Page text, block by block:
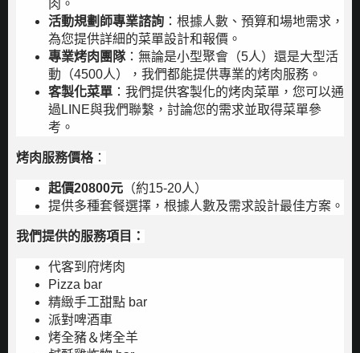
肉。
活動規劃師專業諮詢 ：根據人數、預算和場地需求，
為您提供詳細的菜單設計和報價。
專業烤肉團隊：無論是小型聚會（5人）還是大型活
動（4500人），我們都能提供專業的烤肉服務。
客製化菜單 ：我們提供客製化的烤肉菜單，您可以通
過LINE與我們聯繫，討論您的需求並取得菜單參
考。
烤肉服務價格 ：
起價20800元 （約15-20人）
提供多種套餐選擇，根據人數及需求設計最佳方案。
我們提供的服務項目：
代客到府烤肉
Pizza bar
精緻手工甜點 bar
派對啤酒車
烤全豬＆烤全羊